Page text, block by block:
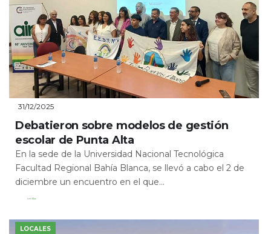
31/12/2025
Debatieron sobre modelos de gestión
escolar de Punta Alta
En la sede de la Universidad Nacional Tecnológica
Facultad Regional Bahía Blanca, se llevó a cabo el 2 de
diciembre un encuentro en el que...
Leer Más
LOCALES